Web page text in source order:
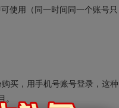
使用（同一时间同一个账号只
买，用手机号账号登录，这种
。